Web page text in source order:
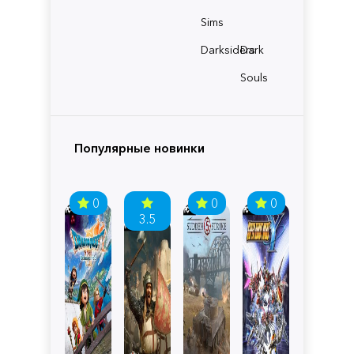
Sims
Darksiders
Dark
Souls
Популярные новинки
0
3.5
0 0